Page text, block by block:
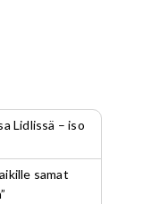
Lidlissä – iso
samat